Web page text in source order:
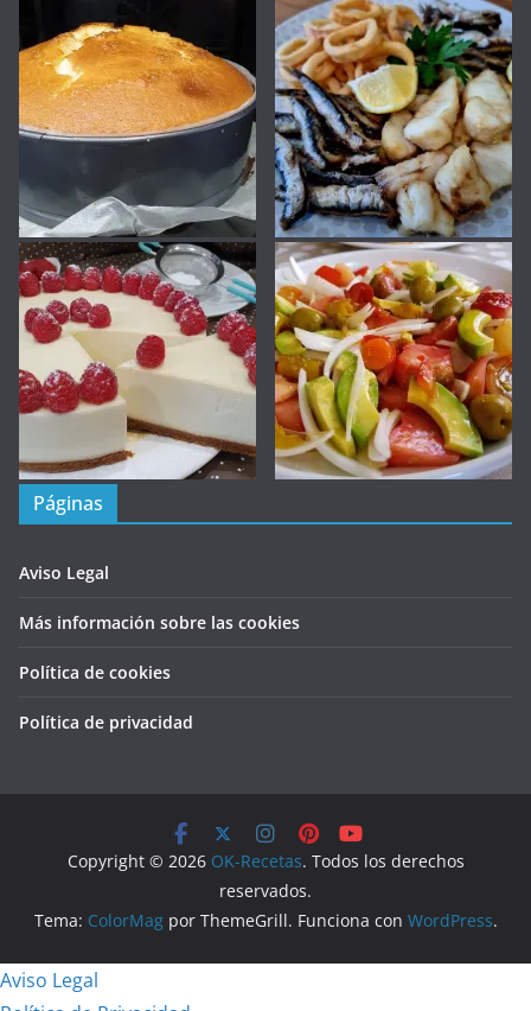
Páginas
Aviso Legal
Más información sobre las cookies
Política de cookies
Política de privacidad
Copyright © 2026 OK-Recetas. Todos los derechos
reservados.
Tema: ColorMagpor ThemeGrill. Funciona con WordPress.
Aviso Legal